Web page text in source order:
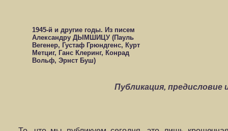
1945-й и другие годы. Из писем
Александру ДЫМШИЦУ (Пауль
Вегенер, Густаф Грюндгенс, Курт
Метциг, Ганс Клеринг, Конрад
Вольф, Эрнст Буш)
Публикация,